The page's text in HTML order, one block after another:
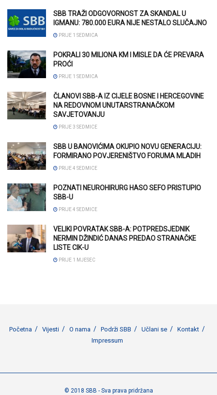
SBB TRAŽI ODGOVORNOST ZA SKANDAL U
IGMANU: 780.000 EURA NIJE NESTALO SLUČAJNO
PRIJE 1 SEDMICA
POKRALI 30 MILIONA KM I MISLE DA ĆE PREVARA
PROĆI
PRIJE 1 SEDMICA
ČLANOVI SBB-A IZ CIJELE BOSNE I HERCEGOVINE
NA REDOVNOM UNUTARSTRANAČKOM
SAVJETOVANJU
PRIJE 3 SEDMICE
SBB U BANOVIĆIMA OKUPIO NOVU GENERACIJU:
FORMIRANO POVJERENIŠTVO FORUMA MLADIH
PRIJE 4 SEDMICE
POZNATI NEUROHIRURG HASO SEFO PRISTUPIO
SBB-U
PRIJE 4 SEDMICE
VELIKI POVRATAK SBB-A: POTPREDSJEDNIK
NERMIN DŽINDIĆ DANAS PREDAO STRANAČKE
LISTE CIK-U
PRIJE 1 MJESEC
Početna Vijesti O nama Podrži SBB Učlani se
Kontakt
Impressum
© 2018 SBB - Sva prava pridržana